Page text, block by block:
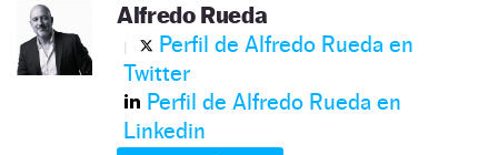
Alfredo Rueda
Perfil de Alfredo Rueda en
Twitter
Perfil de Alfredo Rueda en
Linkedin